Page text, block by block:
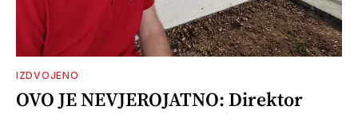
IZDVOJENO
OVO JE NEVJEROJATNO: Direktor